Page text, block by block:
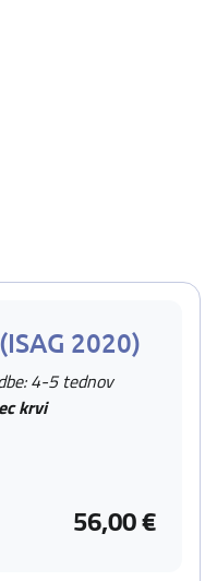
2020)
4-5 tednov
krvi
56,00 €